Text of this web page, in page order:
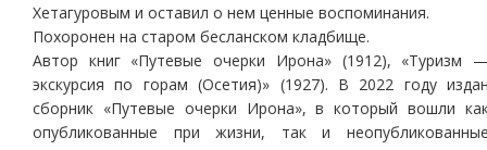
Хетагуровым и оставил о нем ценные воспоминания.
Похоронен на старом бесланском кладбище.
Автор книг «Путевые очерки Ирона» (1912), «Туризм
экскурсия по горам (Осетия)» (1927). В 2022 году
сборник «Путевые очерки Ирона», в который вошли
опубликованные при жизни, так и